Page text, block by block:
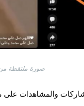
صورة ملتقطة من
والمشاهدات على